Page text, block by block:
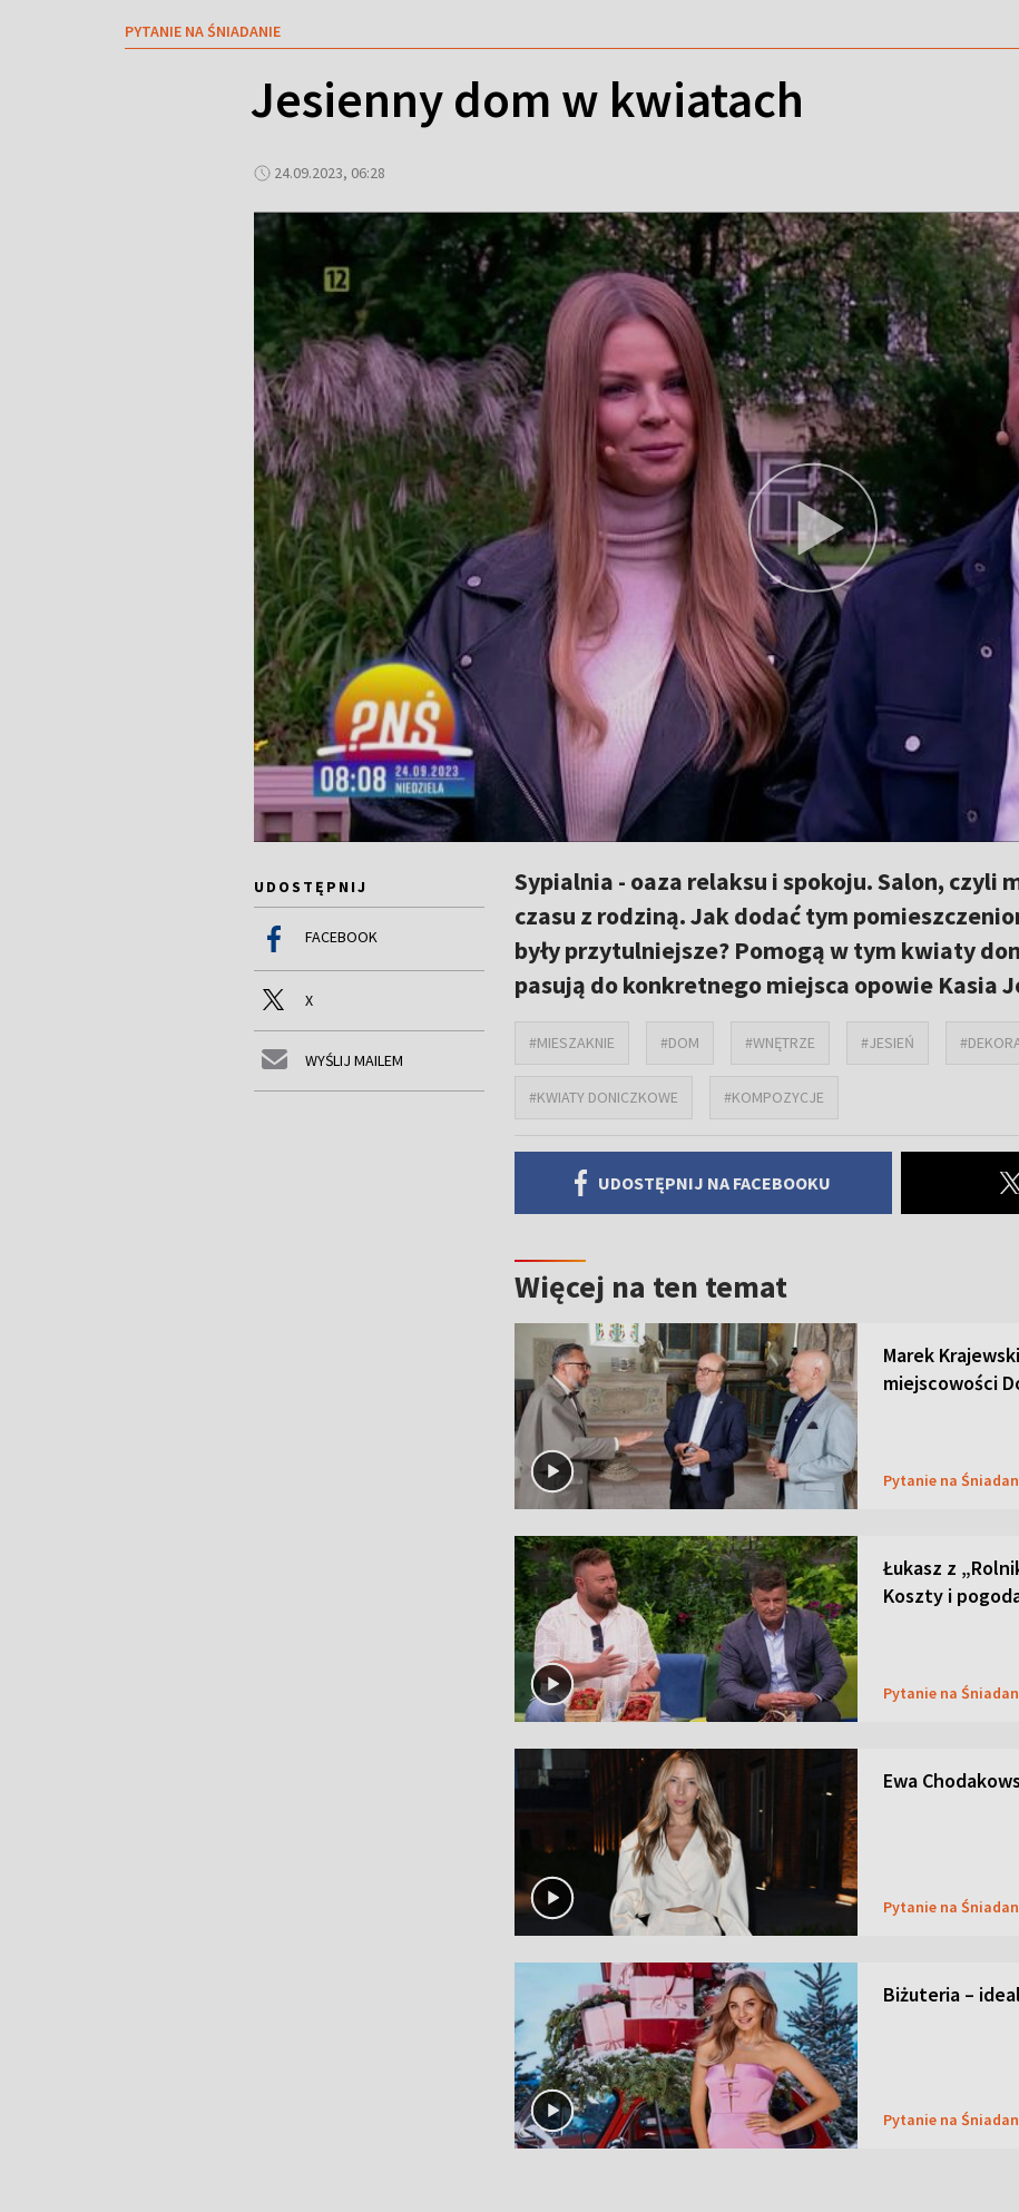
PYTANIE NA ŚNIADANIE
Jesienny dom w kwiatach
24.09.2023, 06:28
UDOSTĘPNIJ
FACEBOOK
X
WYŚLIJ MAILEM
Sypialnia - oaza relaksu i spokoju. Salon, czyli
czasu z rodziną. Jak dodać tym
były przytulniejsze? Pomogą w tym kwiaty
pasują do konkretnego miejsca opowie Kasia
#MIESZAKNIE #DOM #WNĘTRZE #JESIEŃ
#KWIATY DONICZKOWE #KOMPOZYCJE
UDOSTĘPNIJ NA FACEBOOKU
Więcej na ten temat
Marek
miejscowości
Pytanie na
Łukasz z
Koszty i
Pytanie na
Ewa
Pytanie na
Biżuteria –
Pytanie na